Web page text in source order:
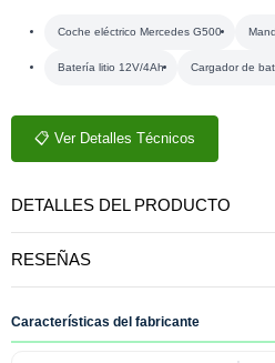
Coche eléctrico Mercedes G500
Batería litio 12V/4Ah Cargador de
📋 Ver Detalles Técnicos
DETALLES DEL PRODUCTO
RESEÑAS
Características del fabricante